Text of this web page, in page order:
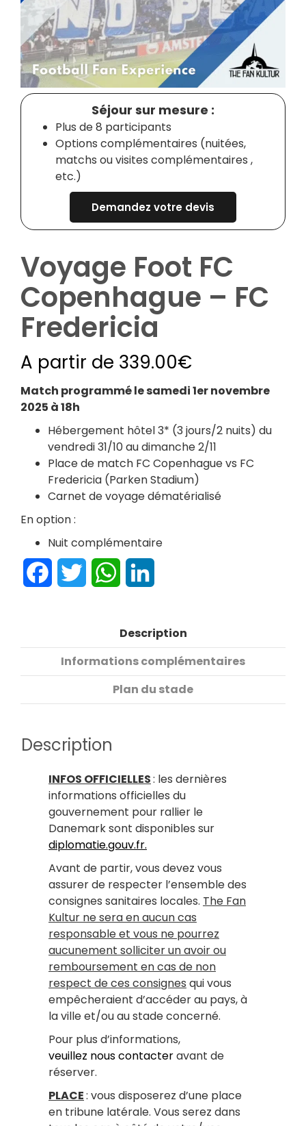
Séjour sur mesure :
Plus de 8 participants
Options complémentaires (nuitées,
matchs ou visites complémentaires ,
etc.)
Demandez votre devis
Voyage Foot FC
Copenhague – FC
Fredericia
A partir de 339.00€
Match programmé le samedi 1er novembre
2025 à 18h
Hébergement hôtel 3* (3 jours/2 nuits) du
vendredi 31/10 au dimanche 2/11
Place de match FC Copenhague vs FC
Fredericia (Parken Stadium)
Carnet de voyage dématérialisé
En option :
Nuit complémentaire
FacebookTwitter WhatsApp
Description
Informations complémentaires
Plan du stade
Description
INFOS OFFICIELLES: les dernières
informations officielles du
gouvernement pour rallier le
Danemark sont disponibles sur
diplomatie.gouv.fr.
Avant de partir, vous devez vous
assurer de respecter l’ensemble des
consignes sanitaires locales. The Fan
Kultur ne sera en aucun cas
responsable et vous ne pourrez
aucunement solliciter un avoir ou
remboursement en cas de non
respect de ces consignes qui vous
empêcheraient d’accéder au pays, à
la ville et/ou au stade concerné.
Pour plus d’informations,
veuillez nous contacteravant de
réserver.
PLACE: vous disposerez d’une place
en tribune latérale. Vous serez dans